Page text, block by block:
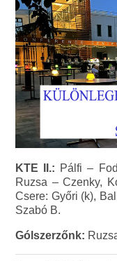
KTE II.: Pálfi –
Ruzsa – Czenky,
Csere: Győri (k),
Szabó B.
Gólszerzőnk: